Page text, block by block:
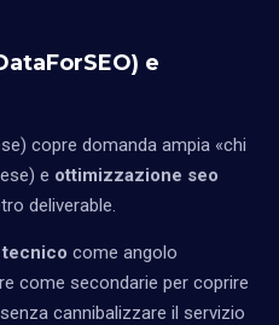
e
copre domanda ampia «chi
e ottimizzazione seo
deliverable.
come angolo
come secondarie per coprire
cannibalizzare il servizio